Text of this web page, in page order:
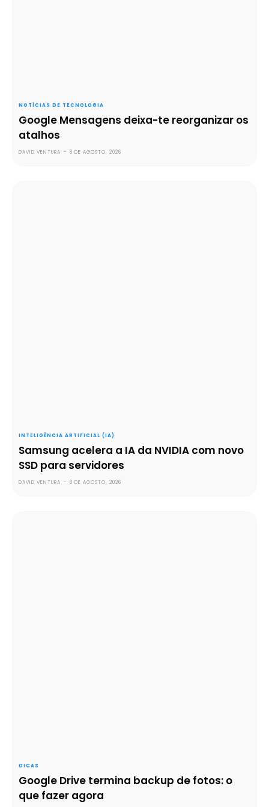
NOTÍCIAS DE TECNOLOGIA
Google Mensagens deixa-te reorganizar os
atalhos
DAVID VENTURA - 8 DE AGOSTO, 2026
INTELIGÊNCIA ARTIFICIAL (IA)
Samsung acelera a IA da NVIDIA com novo
SSD para servidores
DAVID VENTURA - 8 DE AGOSTO, 2026
DICAS
Google Drive termina backup de fotos: o
que fazer agora